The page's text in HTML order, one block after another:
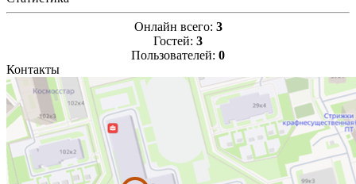
Онлайн всего: 3
Гостей: 3
Пользователей: 0
Контакты